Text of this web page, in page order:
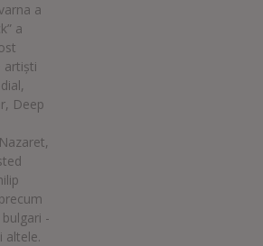
a
a
artiști
Deep
-
altele.